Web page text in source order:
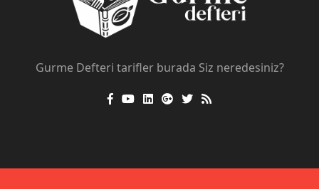
Gurme Defteri tarifler burada Siz neredesiniz?